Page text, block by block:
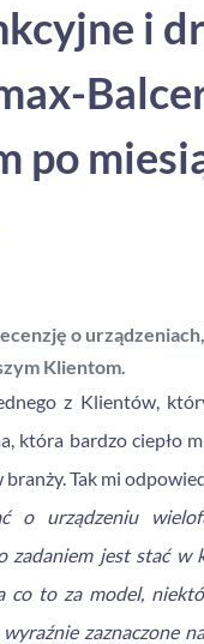
i
po
o
Klientom.
z Klientów,
która bardzo ciepło
Tak mi
o urządzeniu
zadaniem jest stać w
co to za model,
zaznaczone